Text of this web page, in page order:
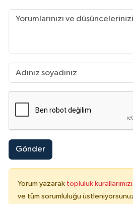
Gönder
Yorum yazarak topluluk kurallarımızı
ve tüm sorumluluğu